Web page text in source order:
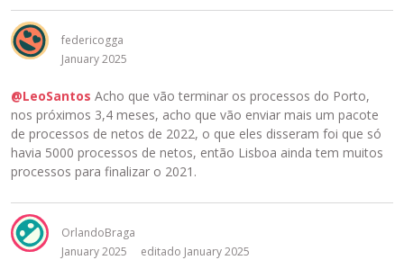
federicogga
January 2025
@LeoSantos Acho que vão terminar os processos do Porto,
nos próximos 3,4 meses, acho que vão enviar mais um pacote
de processos de netos de 2022, o que eles disseram foi que só
havia 5000 processos de netos, então Lisboa ainda tem muitos
processos para finalizar o 2021.
OrlandoBraga
January 2025
editado January 2025